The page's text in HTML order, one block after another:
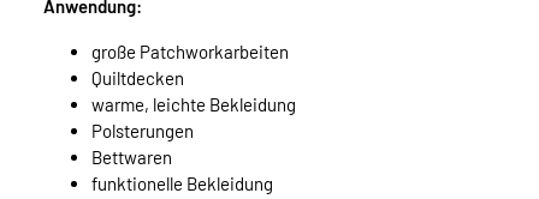
Anwendung:
große Patchworkarbeiten
Quiltdecken
warme, leichte Bekleidung
Polsterungen
Bettwaren
funktionelle Bekleidung